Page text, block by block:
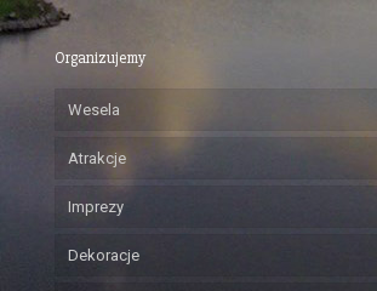
Organizujemy
Wesela
Atrakcje
Imprezy
Dekoracje